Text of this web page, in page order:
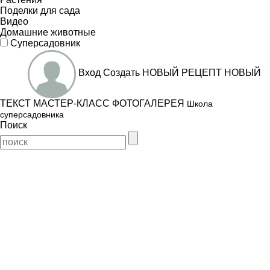
Поделки для сада
Видео
Домашние животные
Суперсадовник
Вход Создать НОВЫЙ РЕЦЕПТ НОВЫЙ
ТЕКСТ МАСТЕР-КЛАСС ФОТОГАЛЕРЕЯ Школа
суперсадовника
Поиск